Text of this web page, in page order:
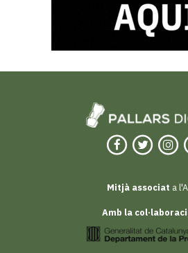
Mitjà associat a
Amb la